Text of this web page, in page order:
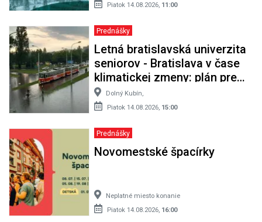
Piatok 14.08.2026, 11:00
Prednášky
Letná bratislavská univerzita
seniorov - Bratislava v čase
klimatickej zmeny: plán pre
bezpečné a odolné mesto
Dolný Kubín,
Piatok 14.08.2026, 15:00
Prednášky
Novomestské špacírky
Neplatné miesto konanie
Piatok 14.08.2026, 16:00